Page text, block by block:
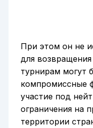
При этом он не
для
турнирам могут
компромиссные
участие под
ограничения на
территории